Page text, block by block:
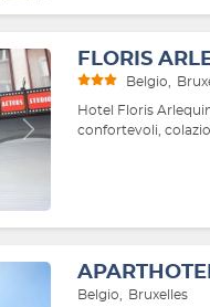
Avanti
FLORIS
Belgio
Hotel Floris
confortevoli,
Belgio Bruxelles